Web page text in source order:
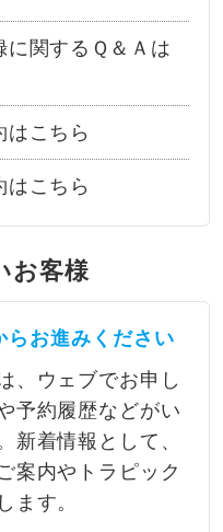
関するＱ＆Ａは
はこちら
はこちら
お客様
らお進みください
、ウェブでお申し
予約履歴などがい
新着情報として、
案内やトラピック
ます。